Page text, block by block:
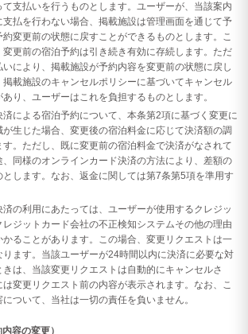
支払いを行うものとします。ユーザーが、当該案内
支払を行わない場合、掲載施設は管理画面を通じて予
変更前の状態に戻すことができるものとします。こ
更前の宿泊予約は引き続き有効に存続します。ただ
いにより、掲載施設が予約内容を変更前の状態に戻し
掲載施設のキャンセルポリシーに基づいてキャンセル
り、ユーザーはこれを負担するものとします。
済による宿泊予約について、本条第2項に基づく変更に
生じた場合、変更後の宿泊料金に応じて決済額の調
。ただし、既に変更前の宿泊料金で決済がなされて
、同様のオンラインカード決済の方法により、差額の
します。なお、返金に関しては第7条第5項を準用す
の利用にあたっては、ユーザーが使用するクレジッ
レジットカード会社の不正検知システムその他の理由
かることがあります。この場合、変更リクエストは一
ります。当該ユーザーが24時間以内に決済に必要な対
きは、当該変更リクエストは自動的にキャンセルさ
変更リクエスト前の内容が表示されます。なお、こ
ついて、当社は一切の責任を負いません。
容の変更）